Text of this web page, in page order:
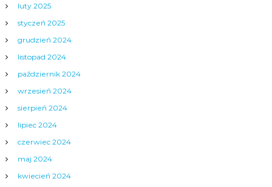
luty 2025
styczeń 2025
grudzień 2024
listopad 2024
październik 2024
wrzesień 2024
sierpień 2024
lipiec 2024
czerwiec 2024
maj 2024
kwiecień 2024